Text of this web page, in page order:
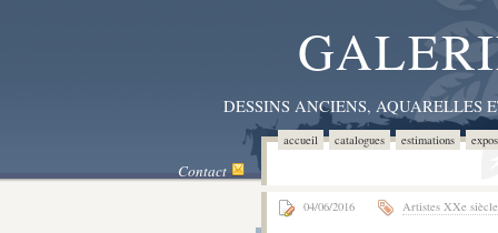
DESSINS ANCIENS,
accueil catalogues estimations
Contact
04/06/2016 Artistes XXe siècle